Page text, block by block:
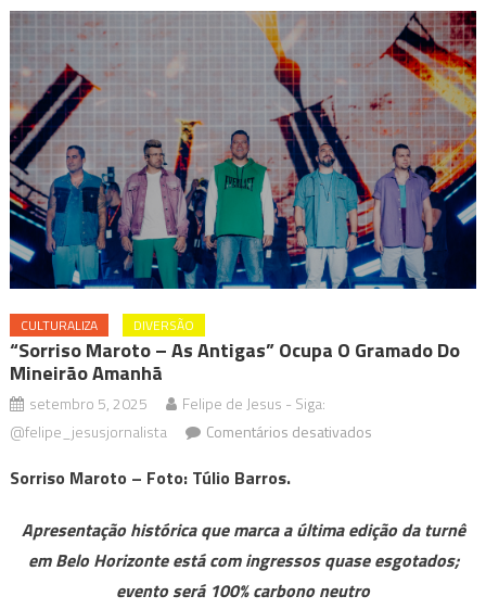
CULTURALIZA DIVERSÃO
“Sorriso Maroto – As Antigas” Ocupa O Gramado Do
Mineirão Amanhã
setembro 5, 2025
Felipe de Jesus - Siga:
@felipe_jesusjornalista
Comentários desativadosem
As
Antigas”
ocupa
Sorriso Maroto – Foto: Túlio Barros.
Apresentação histórica que marca a última edição da turnê
em Belo Horizonte está com ingressos quase esgotados;
evento será 100% carbono neutro